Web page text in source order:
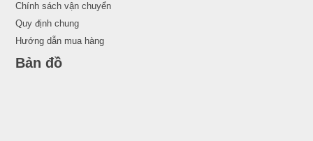
Chính sách vận chuyển
Quy định chung
Hướng dẫn mua hàng
Bản đồ